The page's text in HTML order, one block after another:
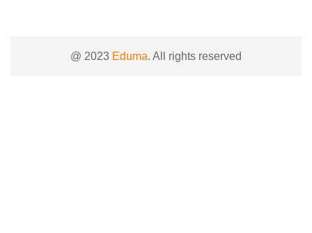
@ 2023 Eduma. All rights reserved